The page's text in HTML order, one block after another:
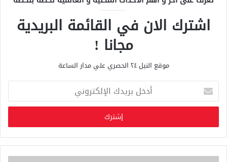
اشترك الان في القائمة البريدية
مجانا !
موقع النيل ٢٤ الحصري علي مدار الساعة
خ
ب
ر
ي